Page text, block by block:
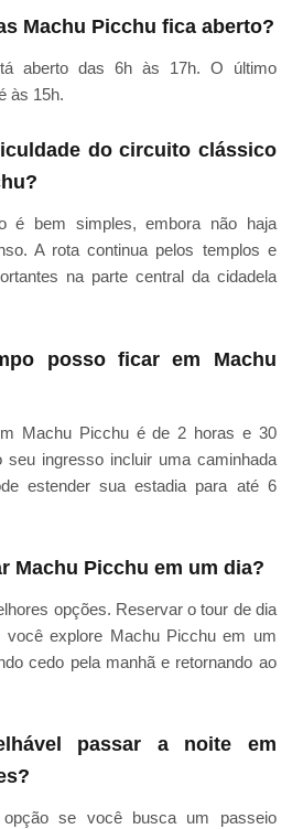
Machu Picchu fica aberto?
aberto das 6h às 17h. O último
às 15h.
do circuito clássico
é bem simples, embora não haja
A rota continua pelos templos e
na parte central da cidadela
posso ficar em Machu
Machu Picchu é de 2 horas e 30
seu ingresso incluir uma caminhada
estender sua estadia para até 6
Machu Picchu em um dia?
opções. Reservar o tour de dia
você explore Machu Picchu em um
cedo pela manhã e retornando ao
passar a noite em
se você busca um passeio